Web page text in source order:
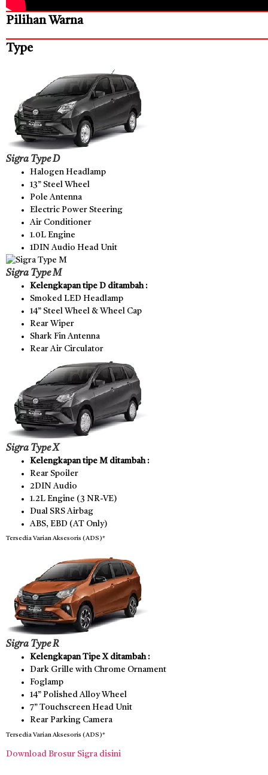
Pilihan Warna
Type
Sigra Type D
Halogen Headlamp
13” Steel Wheel
Pole Antenna
Electric Power Steering
Air Conditioner
1.0L Engine
1DIN Audio Head Unit
Sigra Type M
Kelengkapan tipe D ditambah :
Smoked LED Headlamp
14” Steel Wheel & Wheel Cap
Rear Wiper
Shark Fin Antenna
Rear Air Circulator
Sigra Type X
Kelengkapan tipe M ditambah :
Rear Spoiler
2DIN Audio
1.2L Engine (3 NR-VE)
Dual SRS Airbag
ABS, EBD (AT Only)
Tersedia Varian Aksesoris (ADS)*
Sigra Type R
Kelengkapan Tipe X ditambah :
Dark Grille with Chrome Ornament
Foglamp
14” Polished Alloy Wheel
7” Touchscreen Head Unit
Rear Parking Camera
Tersedia Varian Aksesoris (ADS)*
Download Brosur Sigra disini